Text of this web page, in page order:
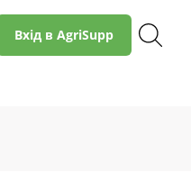
Вхід в AgriSupp